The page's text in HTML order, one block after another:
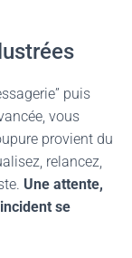
puis
vous
provient du
relancez,
Une attente,
se